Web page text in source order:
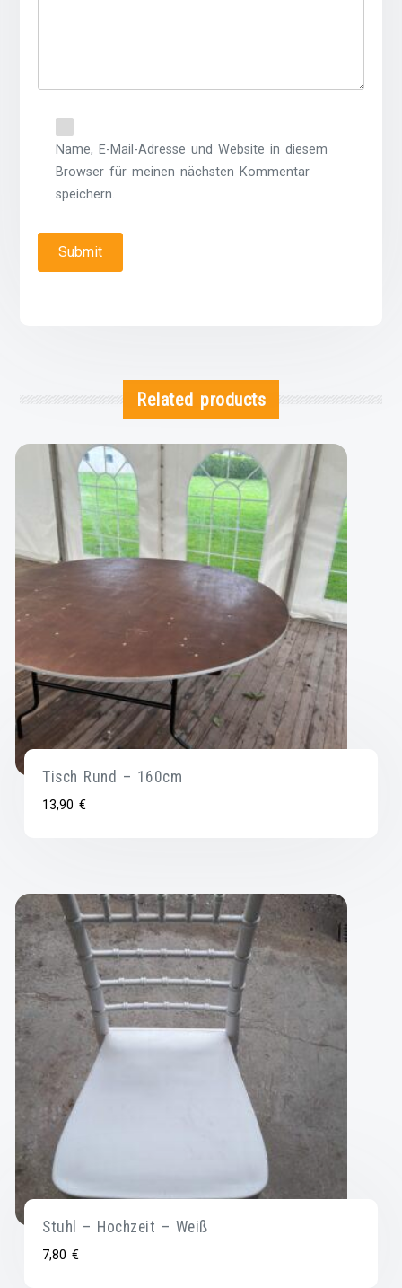
Name, E-Mail-Adresse und Website in diesem
Browser für meinen nächsten Kommentar
speichern.
Related products
Tisch Rund – 160cm
13,90€
Stuhl – Hochzeit – Weiß
7,80€